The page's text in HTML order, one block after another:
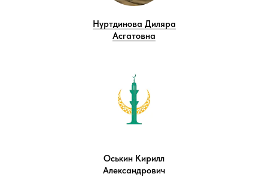
Нуртдинова Диляра
Асгатовна
Оськин Кирилл
Александрович